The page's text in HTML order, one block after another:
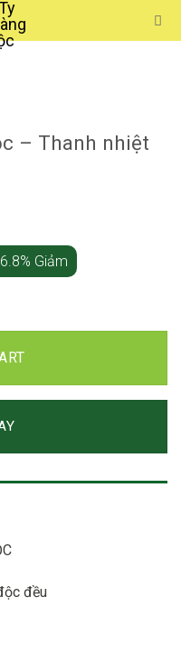
– Thanh nhiệt
Giảm
mát - Thải độc đều quantity
đều